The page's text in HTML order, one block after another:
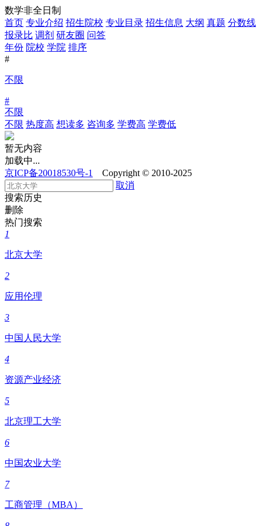
数学非全日制
首页 专业介绍 招生院校 专业目录 招生信息 大纲 真题 分数线
报录比 调剂 研友圈 问答
年份 院校 学院 排序
#
不限
#
不限
不限 热度高 想读多 咨询多 学费高 学费低
暂无内容
加载中...
京ICP备20018530号-1
Copyright © 2010-2025
取消
搜索历史
删除
热门搜索
1
北京大学
2
应用伦理
3
中国人民大学
4
资源产业经济
5
北京理工大学
6
中国农业大学
7
工商管理（MBA）